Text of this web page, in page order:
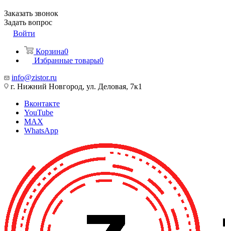
Заказать звонок
Задать вопрос
Войти
Корзина0
Избранные товары0
info@zistor.ru
г. Нижний Новгород, ул. Деловая, 7к1
Вконтакте
YouTube
MAX
WhatsApp